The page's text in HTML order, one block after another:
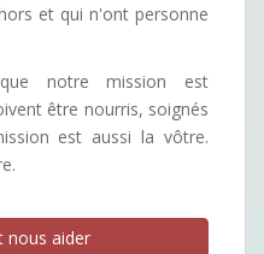
et qui n'ont personne
notre mission est
être nourris, soignés
est aussi la vôtre.
aider